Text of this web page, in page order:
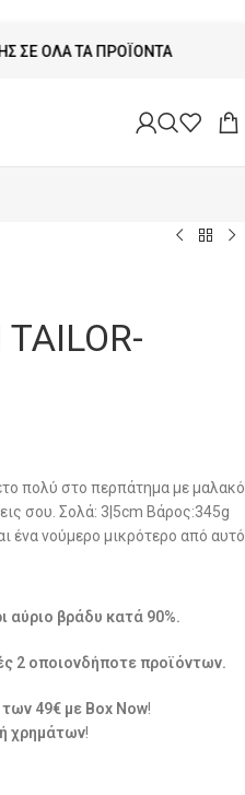
ΤΑ ΠΡΟΪΌΝΤΑ
πολύ στο περπάτημα με μαλακό
σου. Σολά: 3|5cm Βάρος:345g
ένα νούμερο μικρότερο από αυτό
αύριο βράδυ κατά 90%.
2 οποιονδήποτε προϊόντων.
49€ με Box Now!
χρημάτων!